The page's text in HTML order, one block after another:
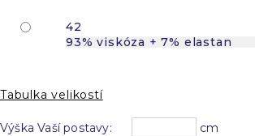
42
93% viskóza + 7% elastan
Tabulka velikostí
Výška Vaší postavy:
cm